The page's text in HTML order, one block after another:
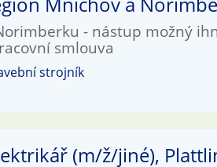
- nástup možný
smlouva
strojník
(m/ž/jiné),